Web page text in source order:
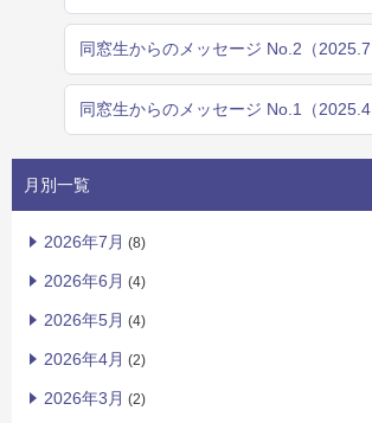
同窓生からのメッセージ No.2（2025.7
同窓生からのメッセージ No.1（2025.4
月別一覧
2026年7月 (8)
2026年6月 (4)
2026年5月 (4)
2026年4月 (2)
2026年3月 (2)